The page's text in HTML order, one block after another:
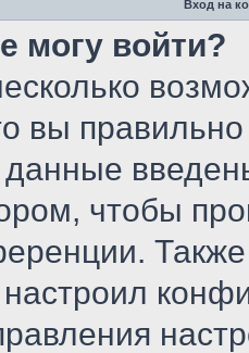
Вход на
могу войти?
вы
чтобы